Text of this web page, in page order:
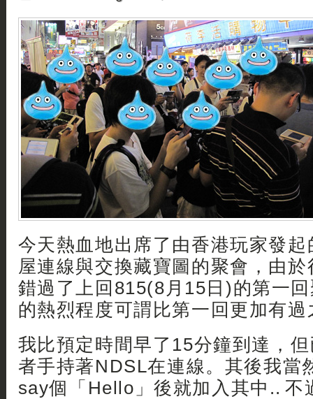
今天熱血地出席了由香港玩家發
屋連線與交換藏寶圖的聚會，由
錯過了上回815(8月15日)的第一
的熱烈程度可謂比第一回更加有
我比預定時間早了15分鐘到達，
者手持著NDSL在連線。其後我當
say個「Hello」後就加入其中.. 不